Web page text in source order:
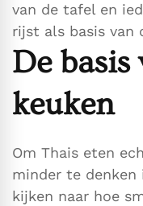
van de tafel en
rijst als basis van
De basis
keuken
Om Thais eten
minder te
kijken naar hoe